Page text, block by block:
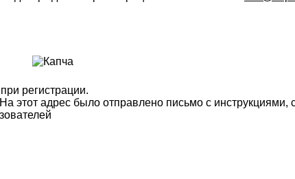
регистрации.
этот адрес было отправлено письмо с